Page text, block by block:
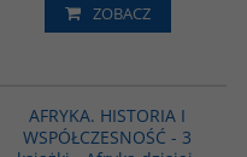
ZOBACZ
AFRYKA. HISTORIA I
WSPÓŁCZESNOŚĆ - 3